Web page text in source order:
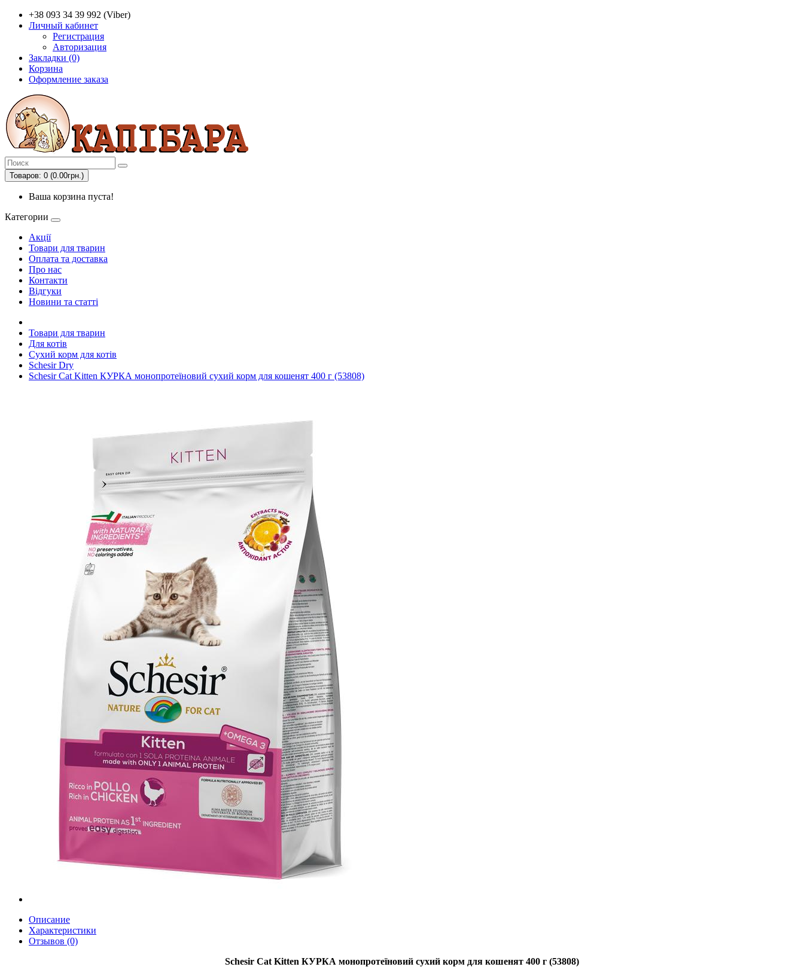
+38 093 34 39 992 (Viber)
Личный кабинет
Регистрация
Авторизация
Закладки (0)
Корзина
Оформление заказа
Товаров: 0 (0.00грн.)
Ваша корзина пуста!
Категории
Акції
Товари для тварин
Оплата та доставка
Про нас
Контакти
Відгуки
Новини та статті
Товари для тварин
Для котів
Сухий корм для котів
Schesir Dry
Schesir Cat Kitten КУРКА монопротеїновий сухий корм для кошенят 400 г (53808)
Описание
Характеристики
Отзывов (0)
Schesir Cat Kitten КУРКА монопротеїновий сухий корм для кошенят 400 г (53808)